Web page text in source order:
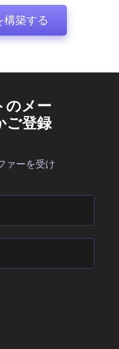
築する
のメー
ご登録
ァーを受け